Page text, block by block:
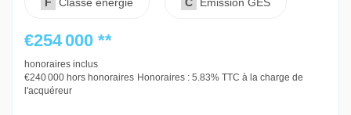
€254 000 **
honoraires inclus
€240 000 hors honoraires Honoraires : 5.83% TTC à la charge de
l'acquéreur